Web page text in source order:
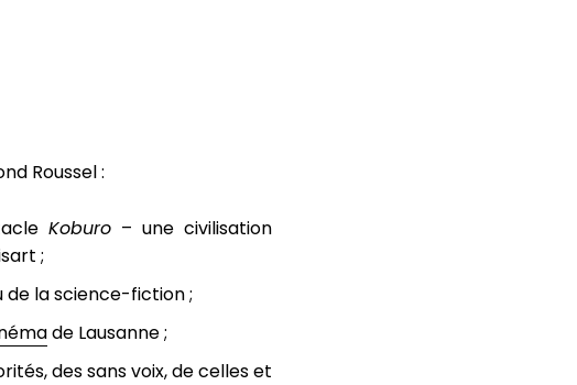
Roussel :
Koburo – une civilisation
;
de la science-fiction ;
de Lausanne ;
des sans voix, de celles et